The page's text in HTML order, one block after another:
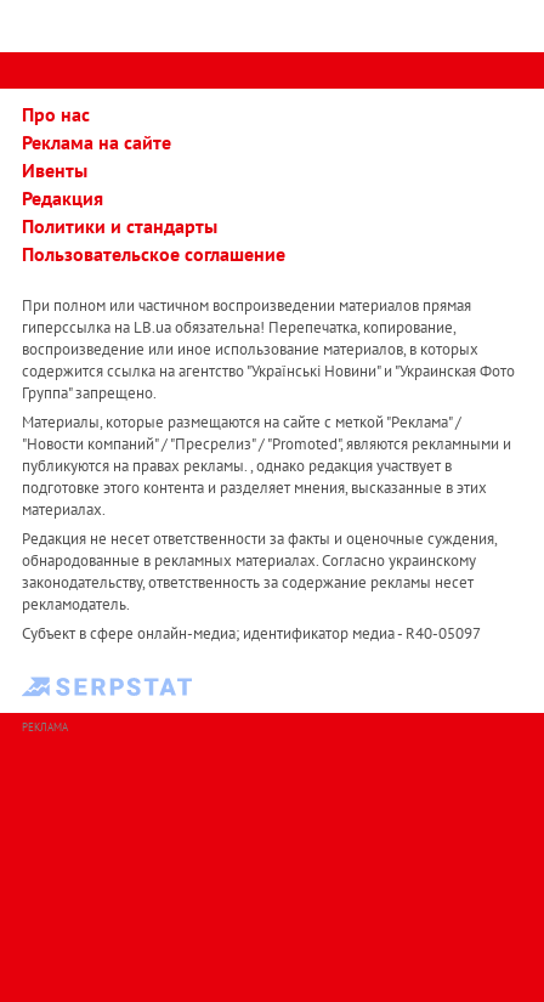
Про нас
Реклама на сайте
Ивенты
Редакция
Политики и стандарты
Пользовательское соглашение
При полном или частичном воспроизведении материалов прямая
гиперссылка на LB.ua обязательна! Перепечатка, копирование,
воспроизведение или иное использование материалов, в которых
содержится ссылка на агентство "Українськi Новини" и "Украинская Фото
Группа" запрещено.
Материалы, которые размещаются на сайте с меткой "Реклама" /
"Новости компаний" / "Пресрелиз" / "Promoted", являются рекламными и
публикуются на правах рекламы. , однако редакция участвует в
подготовке этого контента и разделяет мнения, высказанные в этих
материалах.
Редакция не несет ответственности за факты и оценочные суждения,
обнародованные в рекламных материалах. Согласно украинскому
законодательству, ответственность за содержание рекламы несет
рекламодатель.
Субъект в сфере онлайн-медиа; идентификатор медиа - R40-05097
РЕКЛАМА